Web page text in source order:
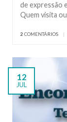
de expressão
Quem visita
2 COMENTÁRIOS |
12
JUL